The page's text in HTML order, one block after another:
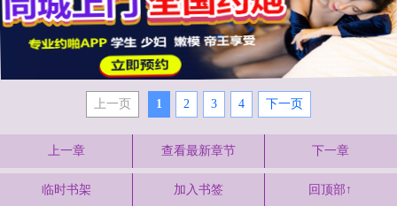
上一页 1 2 3 4 下一页
上一章 查看最新章节 下一章
临时书架 加入书签 回顶部↑